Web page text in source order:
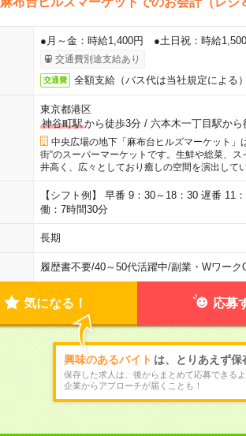
●月～金：時給1,400円 ●土日祝：時給
交通費別途支給あり
交通費 全額支給（バス代は当社規定による）
東京都港区
神谷町駅から徒歩3分/ 六本木一丁目駅から
中央広場の地下「麻布台ヒルズマーケット」
街”のスーパーマーケットです。生鮮や総菜、
井高く、広々としており癒しの空間を演出してい
【シフト例】 早番 9：30～18：30 遅番 11
働：7時間30分
長期
履歴書不要/40～50代活躍中/副業・Wワーク
気になる！ 応募
興味のあるバイト は、とりあえず保
保存した求人は、後からまとめて応募できるよ
企業からアプローチが届くことも！